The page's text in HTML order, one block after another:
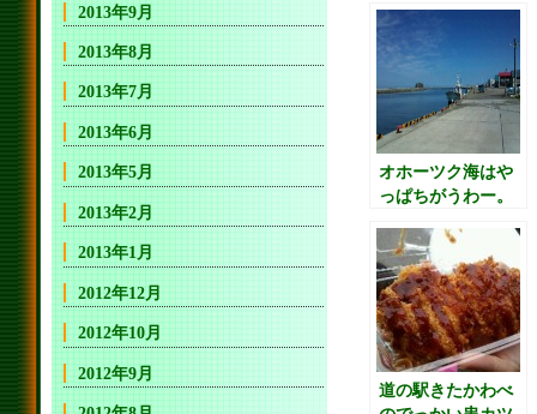
オホーツク海はや
っぱちがうわー。
道の駅きたかわべ
2013年9月
2013年8月
2013年7月
2013年6月
2013年5月
2013年2月
2013年1月
2012年12月
2012年10月
2012年9月